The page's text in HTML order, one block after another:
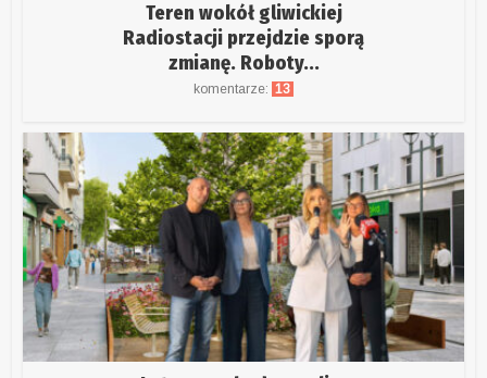
Teren wokół gliwickiej
Radiostacji przejdzie sporą
zmianę. Roboty...
komentarze: 13